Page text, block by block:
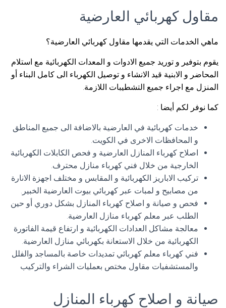
مقاول كهربائي العارضية
ماهي الخدمات التي يقدمها مقاول كهربائي العارضية؟
يقوم بتوفير و توريد جميع الادوات و المعدات الكهربائية مع استلام
المحاضر و الابنية قيد الانشاء و توصيل الكهرباء الى كامل البناء أو
المنزل مع اجراء جميع التشطيبات اللازمة.
كما نوفر لكم أيضا :
خدمات كهربائية في العارضية بالاضافة الى جميع المناطق
و المحافظات الاخرى في الكويت.
اصلاح كهرباء المنازل العارضية و فحص الكابلات الكهربائية
الخارجية من خلال فني كهرباء منازل محترف.
تركيب الاباريز الكهربائية و المقابس و مختلف اجهزة الانارة
من مصابيح و لمبات عبر كهربائي بيوت العارضية الخبير.
فحص و صيانة و اصلاح كهرباء المنازل بشكل دوري أو حين
الطلب عبر معلم كهرباء منازل العارضية.
معالجة مشاكل العدادات الكهربائية و ارتفاع قيمة الفاتورة
الكهربائية من خلال الاستعانة بكهربائي منازل العارضية.
فني كهرباء معلم كهربائي تمديدات خاصة بالمساجد والفلل
والمستشفيات مقاول مختص بعمليات الشراء والتركيب
صيانة و اصلاح كهرباء المنازل